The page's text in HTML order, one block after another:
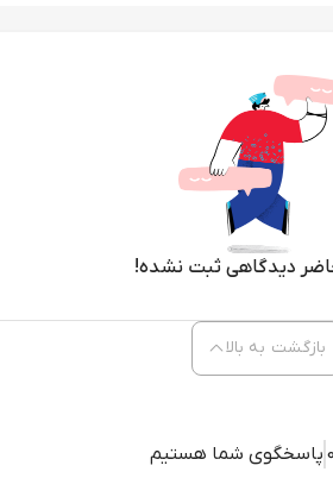
دیدگاهی ثبت نشده!
پاسخگوی شما هستیم
بازگشت به بالا